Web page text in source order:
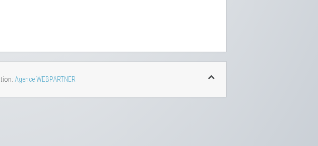
Agence WEBPARTNER